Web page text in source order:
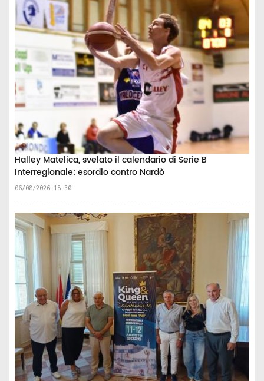
Halley Matelica, svelato il calendario di Serie B
Interregionale: esordio contro Nardò
06/08/2026 18:30